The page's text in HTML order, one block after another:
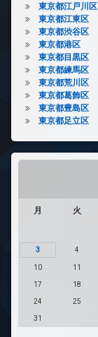
東京都江戸川区
東京都江東区
東京都渋谷区
東京都港区
東京都目黒区
東京都練馬区
東京都荒川区
東京都葛飾区
東京都豊島区
東京都足立区
月 火
3 4
10 11
17 18
24 25
31